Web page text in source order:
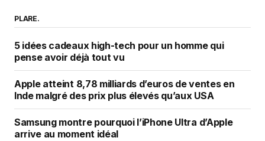
PLARE.
5 idées cadeaux high-tech pour un homme qui
pense avoir déjà tout vu
Apple atteint 8,78 milliards d’euros de ventes en
Inde malgré des prix plus élevés qu’aux USA
Samsung montre pourquoi l’iPhone Ultra d’Apple
arrive au moment idéal